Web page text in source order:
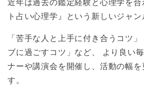
近年は過去の鑑定経験と心理学を合
ト占い心理学』という新しいジャン
「苦手な人と上手に付き合うコツ
ブに過ごすコツ」など、 より良い
ナーや講演会を開催し、活動の幅を
す。